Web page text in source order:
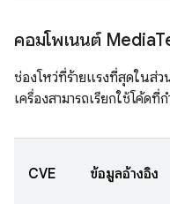
คอมโพเนนต์ Media
ช่องโหว่ที่ร้ายแรงที่สุดในส่
เครื่องสามารถเรียกใช้โค้ด
CVE ข้อมูลอ้างอิง